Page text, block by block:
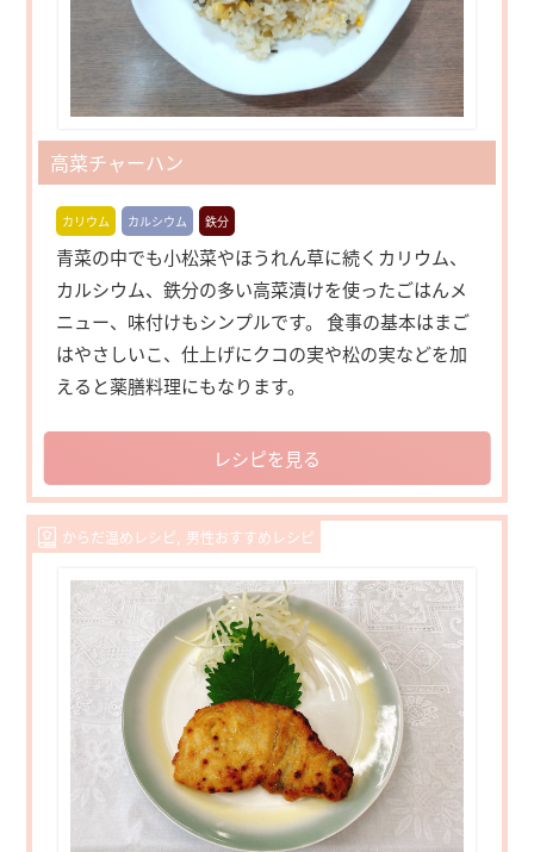
高菜チャーハン
カリウム カルシウム 鉄分
青菜の中でも小松菜やほうれん草に続くカリウム、
カルシウム、鉄分の多い高菜漬けを使ったごはんメ
ニュー、味付けもシンプルです。 食事の基本はまご
はやさしいこ、仕上げにクコの実や松の実などを加
えると薬膳料理にもなります。
レシピを見る
からだ温めレシピ 男性おすすめレシピ